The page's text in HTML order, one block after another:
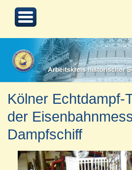
Kölner Echtdampf-
der
Dampfschiff